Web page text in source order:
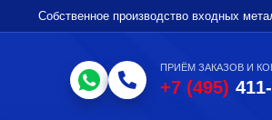
Собственное производство входных
ПРИЁМ ЗАКАЗОВ И
+7 (495)